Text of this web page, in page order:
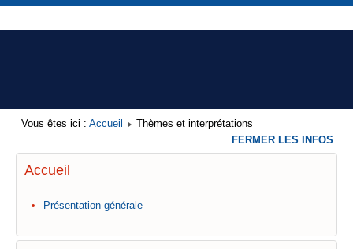
Vous êtes ici : Accueil Thèmes et interprétations
Accueil
Présentation générale
FERMER LES INFOS